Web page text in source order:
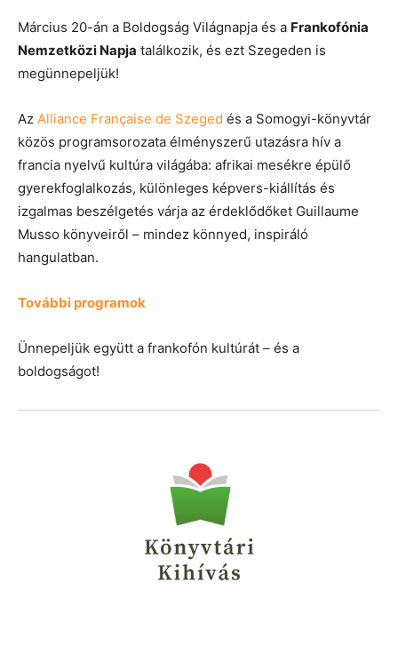
Március 20-án a Boldogság Világnapja és a Frankofónia
Nemzetközi Napja találkozik, és ezt Szegeden is
megünnepeljük!
Az Alliance Française de Szeged és a Somogyi-könyvtár
közös programsorozata élményszerű utazásra hív a
francia nyelvű kultúra világába: afrikai mesékre épülő
gyerekfoglalkozás, különleges képvers-kiállítás és
izgalmas beszélgetés várja az érdeklődőket Guillaume
Musso könyveiről – mindez könnyed, inspiráló
hangulatban.
További programok
Ünnepeljük együtt a frankofón kultúrát – és a
boldogságot!